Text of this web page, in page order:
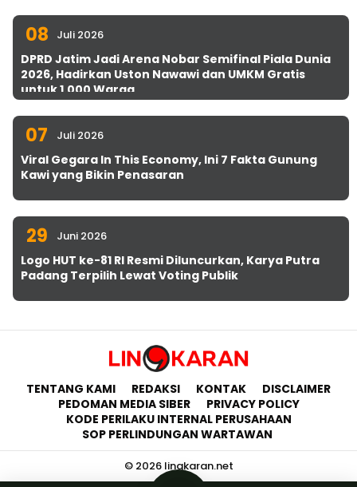
08 Juli 2026
DPRD Jatim Jadi Arena Nobar Semifinal Piala Dunia
2026, Hadirkan Uston Nawawi dan UMKM Gratis
untuk 1.000 Warga
07 Juli 2026
Viral Gegara In This Economy, Ini 7 Fakta Gunung
Kawi yang Bikin Penasaran
29 Juni 2026
Logo HUT ke-81 RI Resmi Diluncurkan, Karya Putra
Padang Terpilih Lewat Voting Publik
TENTANG KAMI REDAKSI KONTAK
DISCLAIMER
PEDOMAN MEDIA SIBER
PRIVACY POLICY
KODE PERILAKU INTERNAL PERUSAHAAN
SOP PERLINDUNGAN WARTAWAN
© 2026 lingkaran.net